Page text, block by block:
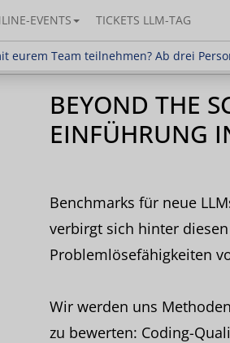
EVENTS TICKETS LLM-TAG
eurem Team teilnehmen? Ab drei
teilnehmen? Ab drei
BEYOND THE
EINFÜHRUNG
Benchmarks für neue
verbirgt sich hinter
Problemlösefähigkeiten
Wir werden uns
zu bewerten: Coding-